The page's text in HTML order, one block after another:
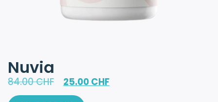
Nuvia
84.00CHF 25.00CHF